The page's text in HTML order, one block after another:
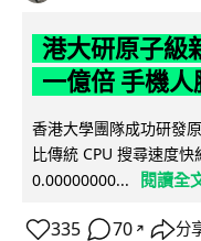
港大研原子級
一億倍 手機
香港大學團隊成功研發
比傳統 CPU 搜尋速度
0.00000000...
閱讀全
335 70 ↗ 分